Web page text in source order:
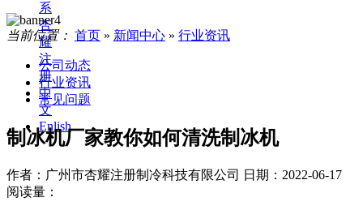
系
杏
耀
注
册
中
文
Enlish
当前位置： 首页 » 新闻中心 » 行业资讯
公司动态
行业资讯
常见问题
制冰机厂家教你如何清洗制冰机
作者：广州市杏耀注册制冷科技有限公司
日期：2022-06-17
阅读量：